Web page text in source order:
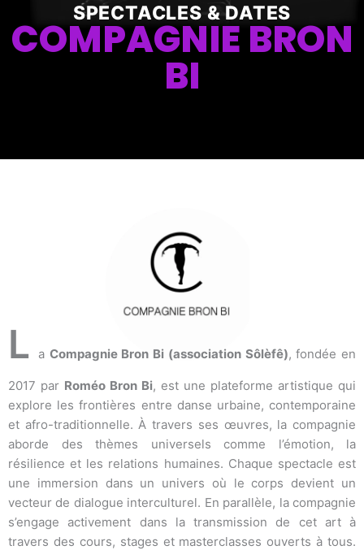
SPECTACLES & DATES
COMPAGNIE BRON
BI
L a Compagnie Bron Bi (association Sôlèfê), fondée en
2017 par Roméo Bron Bi, est une plateforme artistique qui
explore les frontières entre danse urbaine, contemporaine
et afro-traditionnelle. À travers ses œuvres, la compagnie
aborde des thèmes universels comme l’émotion, la
résilience et les relations humaines. Chaque spectacle est
une immersion dans un univers où le corps devient un
vecteur de dialogue interculturel. En parallèle, la compagnie
s’engage activement dans la transmission de cet art à
travers des cours, stages et masterclasses ouverts à tous.